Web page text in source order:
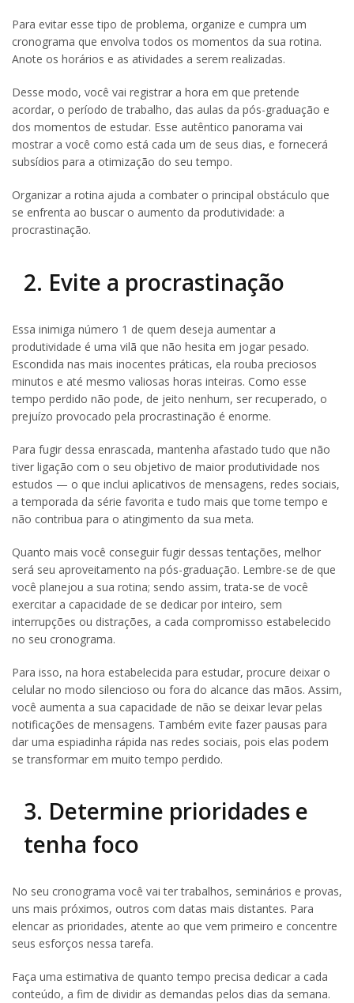
Para evitar esse tipo de problema, organize e cumpra um
cronograma que envolva todos os momentos da sua rotina.
Anote os horários e as atividades a serem realizadas.
Desse modo, você vai registrar a hora em que pretende
acordar, o período de trabalho, das aulas da pós-graduação e
dos momentos de estudar. Esse autêntico panorama vai
mostrar a você como está cada um de seus dias, e fornecerá
subsídios para a otimização do seu tempo.
Organizar a rotina ajuda a combater o principal obstáculo que
se enfrenta ao buscar o aumento da produtividade: a
procrastinação.
2. Evite a procrastinação
Essa inimiga número 1 de quem deseja aumentar a
produtividade é uma vilã que não hesita em jogar pesado.
Escondida nas mais inocentes práticas, ela rouba preciosos
minutos e até mesmo valiosas horas inteiras. Como esse
tempo perdido não pode, de jeito nenhum, ser recuperado, o
prejuízo provocado pela procrastinação é enorme.
Para fugir dessa enrascada, mantenha afastado tudo que não
tiver ligação com o seu objetivo de maior produtividade nos
estudos — o que inclui aplicativos de mensagens, redes sociais,
a temporada da série favorita e tudo mais que tome tempo e
não contribua para o atingimento da sua meta.
Quanto mais você conseguir fugir dessas tentações, melhor
será seu aproveitamento na pós-graduação. Lembre-se de que
você planejou a sua rotina; sendo assim, trata-se de você
exercitar a capacidade de se dedicar por inteiro, sem
interrupções ou distrações, a cada compromisso estabelecido
no seu cronograma.
Para isso, na hora estabelecida para estudar, procure deixar o
celular no modo silencioso ou fora do alcance das mãos. Assim,
você aumenta a sua capacidade de não se deixar levar pelas
notificações de mensagens. Também evite fazer pausas para
dar uma espiadinha rápida nas redes sociais, pois elas podem
se transformar em muito tempo perdido.
3. Determine prioridades e
tenha foco
No seu cronograma você vai ter trabalhos, seminários e provas,
uns mais próximos, outros com datas mais distantes. Para
elencar as prioridades, atente ao que vem primeiro e concentre
seus esforços nessa tarefa.
Faça uma estimativa de quanto tempo precisa dedicar a cada
conteúdo, a fim de dividir as demandas pelos dias da semana.